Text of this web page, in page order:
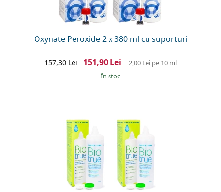
Oxynate Peroxide 2 x 380 ml cu suporturi
157,30 Lei 151,90 Lei 2,00 Leipe 10 ml
În stoc